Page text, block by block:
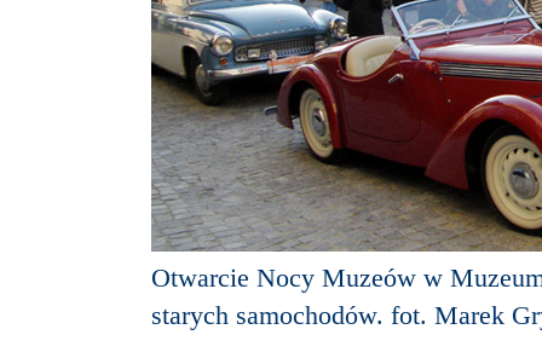
Otwarcie Nocy Muzeów w
starych samochodów. fot. Marek